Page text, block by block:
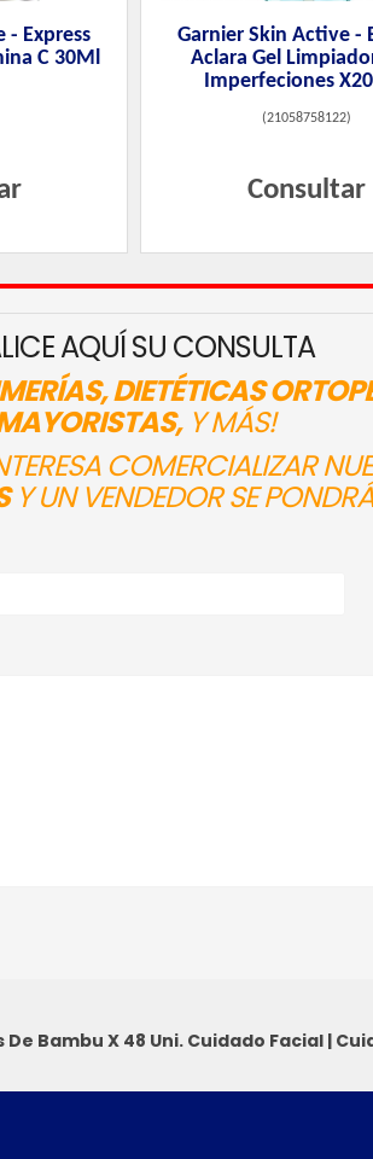
- Express
C 30Ml
Garnier Skin Active -
Aclara Gel
Imperfeciones
(21058758122)
Consultar
AQUÍ SU CONSULTA
DIETÉTICAS
Y MÁS!
COMERCIALIZAR
Y UN VENDEDOR SE
Bambu X 48 Uni. Cuidado Facial|